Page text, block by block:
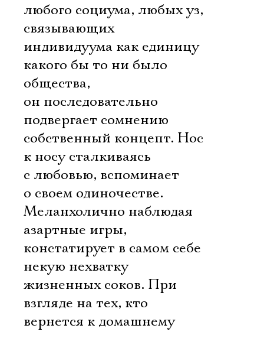
любого социума, любых уз,
связывающих
индивидуума как единицу
какого бы то ни было
общества,
он последовательно
подвергает сомнению
собственный концепт. Нос
к носу сталкиваясь
с любовью, вспоминает
о своем одиночестве.
Меланхолично наблюдая
азартные игры,
констатирует в самом себе
некую нехватку
жизненных соков. При
взгляде на тех, кто
вернется к домашнему